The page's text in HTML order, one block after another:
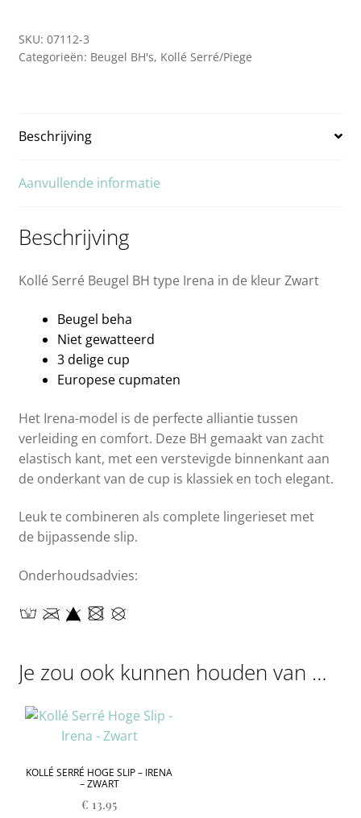
90D
80E
90E
75F
85F
SKU: 07112-3
Categorieën: Beugel BH's, Kollé Serré/Piege
Beschrijving
Aanvullende informatie
Beschrijving
Kollé Serré Beugel BH type Irena in de kleur Zwart
Beugel beha
Niet gewatteerd
3 delige cup
Europese cupmaten
Het Irena-model is de perfecte alliantie tussen
verleiding en comfort. Deze BH gemaakt van zacht
elastisch kant, met een verstevigde binnenkant aan
de onderkant van de cup is klassiek en toch elegant.
Leuk te combineren als complete lingerieset met
de bijpassende slip.
Onderhoudsadvies:
Je zou ook kunnen houden van …
KOLLÉ SERRÉ HOGE SLIP – IRENA
– ZWART
€ 13.95